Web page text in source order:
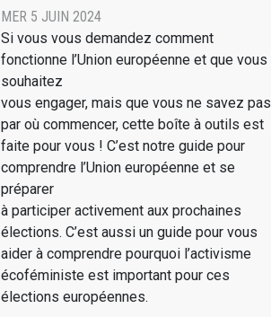
MER 5 JUIN 2024
Si vous vous demandez comment
fonctionne l’Union européenne et que vous
souhaitez
vous engager, mais que vous ne savez pas
par où commencer, cette boîte à outils est
faite pour vous ! C’est notre guide pour
comprendre l’Union européenne et se
préparer
à participer activement aux prochaines
élections. C’est aussi un guide pour vous
aider à comprendre pourquoi l’activisme
écoféministe est important pour ces
élections européennes.